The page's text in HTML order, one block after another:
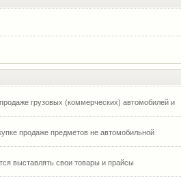
грузовых (коммерческих) автомобилей и
продаже предметов не автомобильной
выставлять свои товары и прайсы